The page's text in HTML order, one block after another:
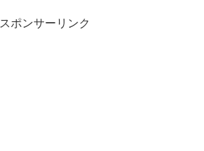
スポンサーリンク